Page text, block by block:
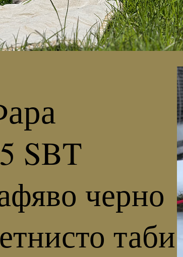
SBT
черно
таби